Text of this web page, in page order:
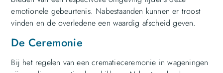
emotionele gebeurtenis. Nabestaanden kunnen er troost
vinden en de overledene een waardig afscheid geven.
De Ceremonie
Bij het regelen van een crematieceremonie in wageningen